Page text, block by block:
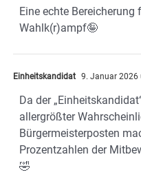
Eine echte
Wahlk(r)ampf🤪
Einheitskandidat 9. Januar 2026
Da der
allergrößter
Bürgermeisterposten
Prozentzahlen der
🤣